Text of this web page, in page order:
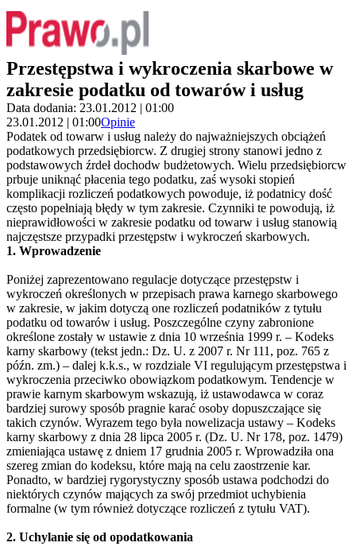
Przestępstwa i wykroczenia skarbowe w
zakresie podatku od towarów i usług
Data dodania: 23.01.2012 | 01:00
23.01.2012 | 01:00Opinie
Podatek od towarw i usług należy do najważniejszych obciążeń
podatkowych przedsiębiorcw. Z drugiej strony stanowi jedno z
podstawowych źrdeł dochodw budżetowych. Wielu przedsiębiorcw
prbuje uniknąć płacenia tego podatku, zaś wysoki stopień
komplikacji rozliczeń podatkowych powoduje, iż podatnicy dość
często popełniają błędy w tym zakresie. Czynniki te powodują, iż
nieprawidłowości w zakresie podatku od towarw i usług stanowią
najczęstsze przypadki przestępstw i wykroczeń skarbowych.
1. Wprowadzenie
Poniżej zaprezentowano regulacje dotyczące przestępstw i
wykroczeń określonych w przepisach prawa karnego skarbowego
w zakresie, w jakim dotyczą one rozliczeń podatników z tytułu
podatku od towarów i usług. Poszczególne czyny zabronione
określone zostały w ustawie z dnia 10 września 1999 r. – Kodeks
karny skarbowy (tekst jedn.: Dz. U. z 2007 r. Nr 111, poz. 765 z
późn. zm.) – dalej k.k.s., w rozdziale VI regulującym przestępstwa i
wykroczenia przeciwko obowiązkom podatkowym. Tendencje w
prawie karnym skarbowym wskazują, iż ustawodawca w coraz
bardziej surowy sposób pragnie karać osoby dopuszczające się
takich czynów. Wyrazem tego była nowelizacja ustawy – Kodeks
karny skarbowy z dnia 28 lipca 2005 r. (Dz. U. Nr 178, poz. 1479)
zmieniająca ustawę z dniem 17 grudnia 2005 r. Wprowadziła ona
szereg zmian do kodeksu, które mają na celu zaostrzenie kar.
Ponadto, w bardziej rygorystyczny sposób ustawa podchodzi do
niektórych czynów mających za swój przedmiot uchybienia
formalne (w tym również dotyczące rozliczeń z tytułu VAT).
2. Uchylanie się od opodatkowania